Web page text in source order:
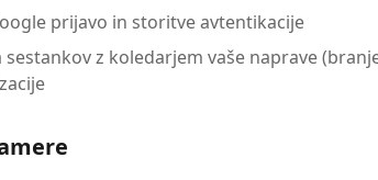
prijavo in storitve avtentikacije
sestankov z koledarjem vaše naprave